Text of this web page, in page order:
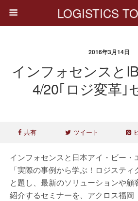
LOGISTICS
2016年3月14日
インフォセンスと
4/20｢ロジ変革｣
共有 ツイート
インフォセンスと日本アイ・ビー・
「実際の事例から学ぶ！ロジスティ
と題し、最新のソリューションや顧
紹介するセミナーを、アクロス福岡